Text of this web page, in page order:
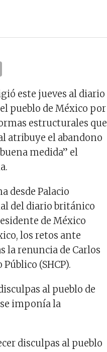
este jueves al diario
pueblo de México por
estructurales que
atribuye el abandono
medida” el
desde Palacio
del diario británico
de México
los retos ante
la renuncia de Carlos
(SHCP).
al pueblo de
imponía la
disculpas al pueblo